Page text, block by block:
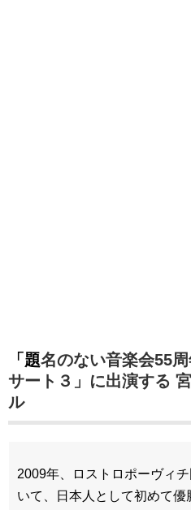
「題名のない音楽会55周年 令和スペシャルコン
サート３」に出演する
ル
2009年、ロストロポーヴィ
いて、日本人として初めて